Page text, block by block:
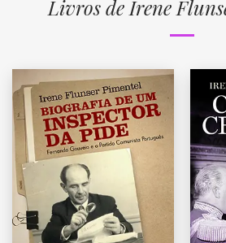
Livros de Irene